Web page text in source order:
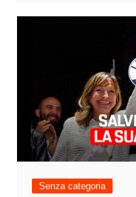
Senza categoria